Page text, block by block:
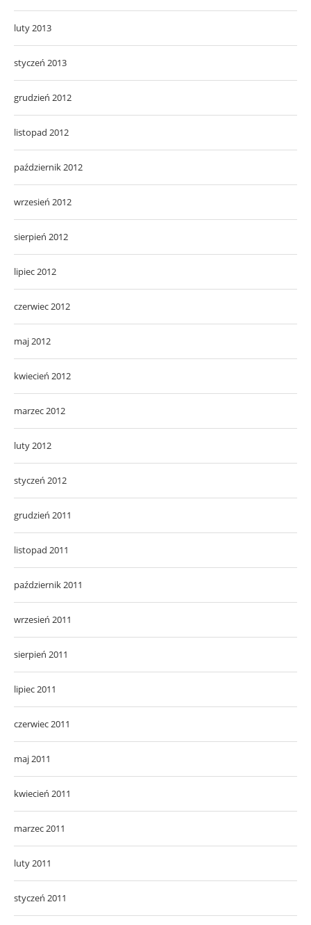
luty 2013
styczeń 2013
grudzień 2012
listopad 2012
październik 2012
wrzesień 2012
sierpień 2012
lipiec 2012
czerwiec 2012
maj 2012
kwiecień 2012
marzec 2012
luty 2012
styczeń 2012
grudzień 2011
listopad 2011
październik 2011
wrzesień 2011
sierpień 2011
lipiec 2011
czerwiec 2011
maj 2011
kwiecień 2011
marzec 2011
luty 2011
styczeń 2011